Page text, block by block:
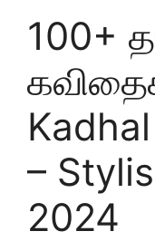
100+
–
2024